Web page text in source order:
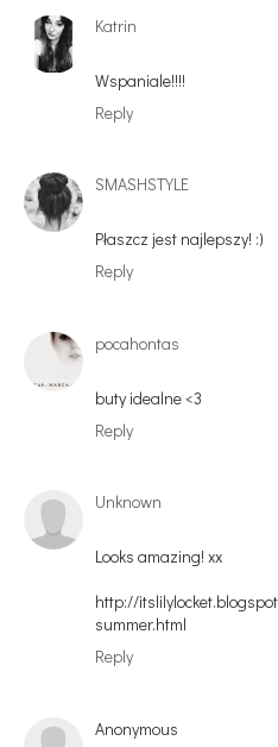
Katrin
Wspaniale!!!!
Reply
SMASHSTYLE
Płaszcz jest najlepszy! :)
Reply
pocahontas
buty idealne <3
Reply
Unknown
Looks amazing! xx
http://
summer.html
Reply
Anonymous